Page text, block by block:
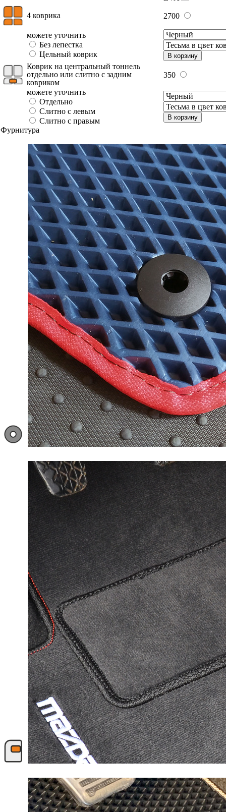
4 коврика 2700
можете уточнить
Без лепестка
Цельный коврик
В корзину
Коврик на центральный тоннель
отдельно или слитно с задним
ковриком
350
можете уточнить
Отдельно
Слитно с левым
Слитно с правым
В корзину
Фурнитура